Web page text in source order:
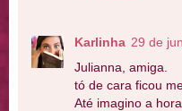
Karlinha 29 de
Julianna, amiga.
tó de cara ficou
Até imagino a